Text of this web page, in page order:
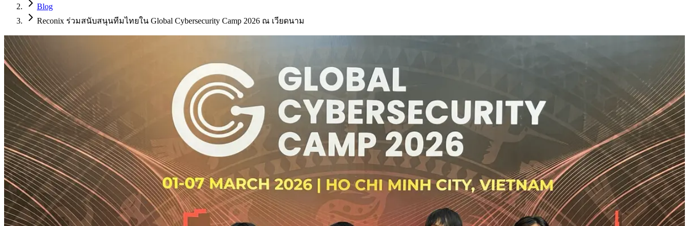
Blog
Reconix ร่วมสนับสนุนทีมไทยใน Global Cybersecurity Camp 2026 ณ เวียดนาม